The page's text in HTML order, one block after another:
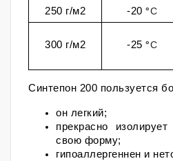
250 г/м2 -20 °C
300 г/м2 -25 °C
Синтепон 200 пользуется
он легкий;
прекрасно
свою форму;
гипоаллергеннен и